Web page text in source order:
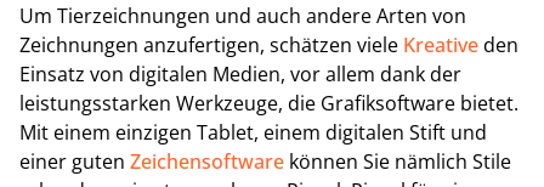
Um Tierzeichnungen und auch andere Arten von
Zeichnungen anzufertigen, schätzen viele Kreativeden
Einsatz von digitalen Medien, vor allem dank der
leistungsstarken Werkzeuge, die Grafiksoftware bietet.
Mit einem einzigen Tablet, einem digitalen Stift und
einer guten Zeichensoftware können Sie nämlich Stile